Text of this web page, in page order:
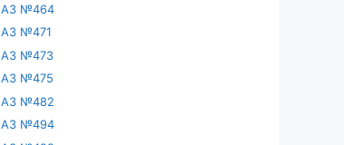
АЗ №464
АЗ №471
АЗ №473
АЗ №475
АЗ №482
АЗ №494